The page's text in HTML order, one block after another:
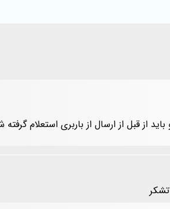
از قبل از ارسال از باربری استعلام